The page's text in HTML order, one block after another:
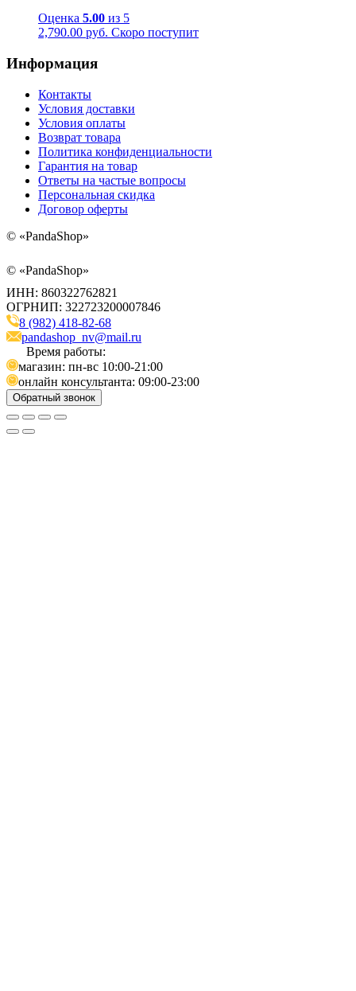
Оценка 5.00 из 5
2,790.00 руб. Скоро поступит
Информация
Контакты
Условия доставки
Условия оплаты
Возврат товара
Политика конфиденциальности
Гарантия на товар
Ответы на частые вопросы
Персональная скидка
Договор оферты
© «PandaShop»
© «PandaShop»
ИНН: 860322762821
ОГРНИП: 322723200007846
8 (982) 418-82-68
pandashop_nv@mail.ru
Время работы:
магазин: пн-вс 10:00-21:00
онлайн консультанта: 09:00-23:00
Обратный звонок